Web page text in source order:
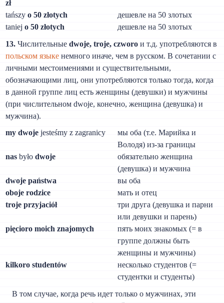
zł
tańszyo 50 złotych
дешевле на 50 злотых
taniejo 50 złotych
дешевле на 50 злотых
13. Числительныеdwoje, troje, czworo и т.д. употребляются в
польском языке немного иначе, чем в русском. В сочетании с
личными местоимениями и существительными,
обозначающими лиц, они употребляются только тогда, когда
в данной группе лиц есть женщины (девушки) и мужчины
(при числительном dwoje, конечно, женщина (девушка) и
мужчина).
my dwoje jesteśmy z zagranicy
мы оба (т.е. Марийка и
Володя) из-за границы
nas byłodwoje
обязательно женщина
(девушка) и мужчина
dwoje państwa
вы оба
oboje rodzice
мать и отец
troje przyjaciół
три друга (девушка и парни
или девушки и парень)
pięcioro moich znajomych
пять моих знакомых (= в
группе должны быть
женщины и мужчины)
kilkoro studentów
несколько студентов (=
студентки и студенты)
В том случае, когда речь идет только о мужчинах, эти